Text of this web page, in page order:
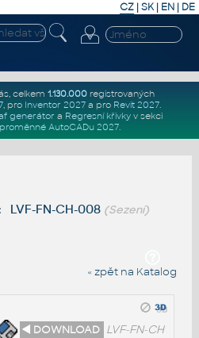
CZ | SK| EN | DE
celkem 1.130.000registrovaných
, pro Inventor 2027a pro Revit 2027.
generátor a Regresní křivkyv sekci
proměnné AutoCADu 2027.
LVF-FN-CH-008 (Sezení)
« zpět na Katalog
◄ DOWNLOAD LVF-FN-CH